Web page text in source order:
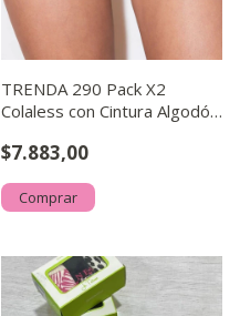
TRENDA 290 Pack X2
Colaless con Cintura Algodón
$7.883,00
Comprar